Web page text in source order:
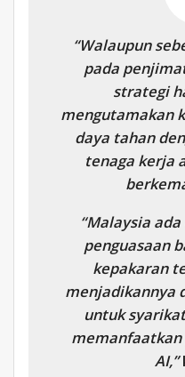
“Walaupun
pada
strategi
mengutamakan
daya tahan
tenaga kerja
“Malaysia
penguasaan
kepakaran
menjadikannya
untuk
memanfaatkan
AI,”